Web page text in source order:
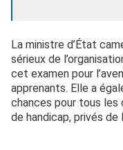
La ministre d’État
sérieux de
cet examen pour
apprenants. Elle a
chances pour tous les
de handicap, privés